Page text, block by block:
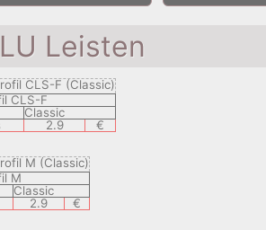
Leisten
CLS-F
Classic
2.9 €
M
Classic
2.9 €